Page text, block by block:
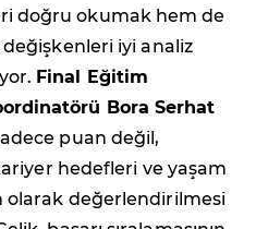
doğru okumak hem de
iyi analiz
Final Eğitim
Bora Serhat
puan değil,
hedefleri ve yaşam
değerlendirilmesi